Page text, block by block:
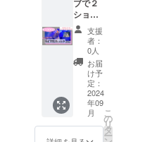
禁止と
させて
いただ
きま
す。
【入場
時、会
場内に
おける
注意事
項】 ・
ご入場
07.Blue
Star
08.Starl
ight
09.Live
a lie 10.
秘色
11.Crys
tal 12.
浸透
13.Secr
事項：
・お席
は先着
順で
す。 ・
お客様
都合の
体調不
良等に
よる不
参加は
11:30
start
12:00
料金：
¥3000
＋当日
1drink(
当日の
ドリン
ク代は
【L
size】
身丈74
身巾55
肩巾50
袖丈22
【XL
size】
身丈78
身巾58
肩巾53
袖丈24
キュー
カード
を同
封。
2024年
11月に
発売予
定の5曲
入り
Acherie
「NEW
ブで２
ショッ
トプラ
ン】 リ
ターン
内容：
①2024
年9月16
日バー
スデー
ライブ
終了後
にツー
支援
者：
0人
お届
け予
定：
2024
年09
月
こ
の
リ
タ
ー